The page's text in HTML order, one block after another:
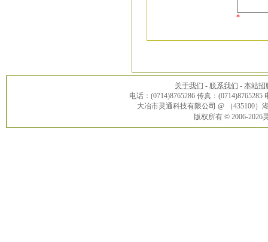
*
关于我们 - 联系我们 - 本站招
电话：(0714)8765286 传真：(0714)8765285
大冶市灵通科技有限公司 @ （435100
版权所有 © 2006-2026